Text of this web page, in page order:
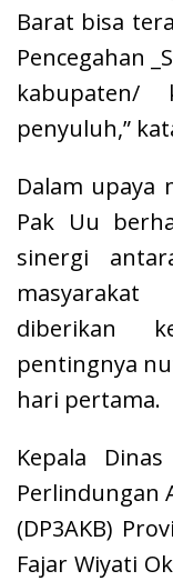
Barat bisa
Pencegahan
penyuluh,”
Dalam upaya
Pak Uu
sinergi
diberikan
pentingnya
hari pertama.
Kepala
Perlindungan
(DP3AKB)
Fajar Wiyati